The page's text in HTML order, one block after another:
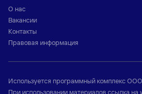
О нас
Вакансии
Контакты
Правовая информация
Используется программный комплексООО
При использовании материалов ссылка на